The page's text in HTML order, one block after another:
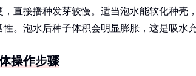
，直接播种发芽较慢。适当泡水能软化种壳
。泡水后种子体积会明显膨胀，这是吸水
操作步骤